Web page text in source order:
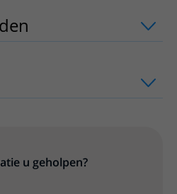
uitklapper, klik
u geholpen?